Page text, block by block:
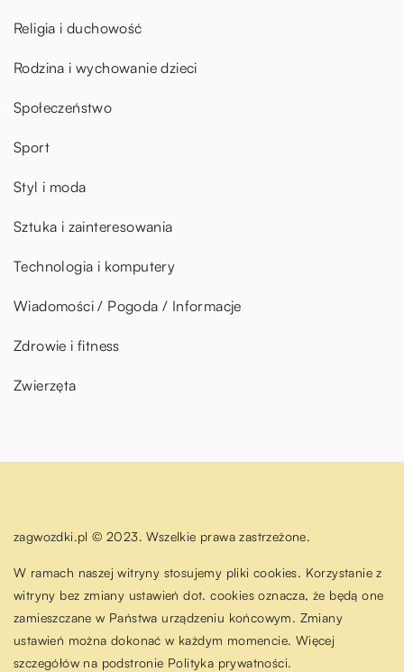
Religia i duchowość
Rodzina i wychowanie dzieci
Społeczeństwo
Sport
Styl i moda
Sztuka i zainteresowania
Technologia i komputery
Wiadomości / Pogoda / Informacje
Zdrowie i fitness
Zwierzęta
zagwozdki.pl © 2023. Wszelkie prawa zastrzeżone.
W ramach naszej witryny stosujemy pliki cookies. Korzystanie z
witryny bez zmiany ustawień dot. cookies oznacza, że będą one
zamieszczane w Państwa urządzeniu końcowym. Zmiany
ustawień można dokonać w każdym momencie. Więcej
szczegółów na podstronie Polityka prywatności.